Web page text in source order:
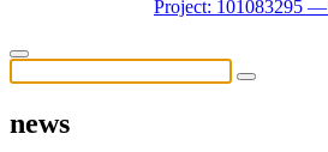
Project: 101083295
news